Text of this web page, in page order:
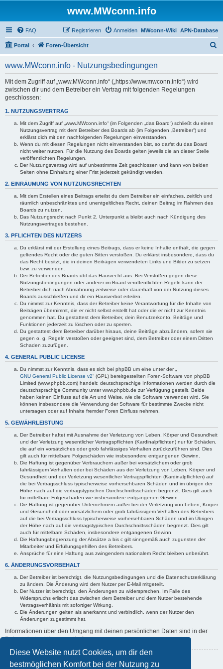
Diese Website nutzt Cookies, um dir den
bestmöglichen Komfort bei der Nutzung zu
www.MWconn.info
FAQ APN-Database
MWconn-Wiki
Anmelden
Registrieren
Portal Foren-Übersicht
www.MWconn.info - Nutzungsbedingungen
Mit dem Zugriff auf „www.MWconn.info“ („https://www.mwconn.info“) wird
zwischen dir und dem Betreiber ein Vertrag mit folgenden Regelungen
geschlossen:
1. NUTZUNGSVERTRAG
Mit dem Zugriff auf „www.MWconn.info“ (im Folgenden „das Board“) schließt du einen
Nutzungsvertrag mit dem Betreiber des Boards ab (im Folgenden „Betreiber“) und
erklärst dich mit den nachfolgenden Regelungen einverstanden.
Wenn du mit diesen Regelungen nicht einverstanden bist, so darfst du das Board
nicht weiter nutzen. Für die Nutzung des Boards gelten jeweils die an dieser Stelle
veröffentlichten Regelungen.
Der Nutzungsvertrag wird auf unbestimmte Zeit geschlossen und kann von beiden
Seiten ohne Einhaltung einer Frist jederzeit gekündigt werden.
2. EINRÄUMUNG VON NUTZUNGSRECHTEN
Mit dem Erstellen eines Beitrags erteilst du dem Betreiber ein einfaches, zeitlich und
räumlich unbeschränktes und unentgeltliches Recht, deinen Beitrag im Rahmen des
Boards zu nutzen.
Das Nutzungsrecht nach Punkt 2, Unterpunkt a bleibt auch nach Kündigung des
Nutzungsvertrages bestehen.
3. PFLICHTEN DES NUTZERS
Du erklärst mit der Erstellung eines Beitrags, dass er keine Inhalte enthält, die gegen
geltendes Recht oder die guten Sitten verstoßen. Du erklärst insbesondere, dass du
das Recht besitzt, die in deinen Beiträgen verwendeten Links und Bilder zu setzen
bzw. zu verwenden.
Der Betreiber des Boards übt das Hausrecht aus. Bei Verstößen gegen diese
Nutzungsbedingungen oder anderer im Board veröffentlichten Regeln kann der
Betreiber dich nach Abmahnung zeitweise oder dauerhaft von der Nutzung dieses
Boards ausschließen und dir ein Hausverbot erteilen.
Du nimmst zur Kenntnis, dass der Betreiber keine Verantwortung für die Inhalte von
Beiträgen übernimmt, die er nicht selbst erstellt hat oder die er nicht zur Kenntnis
genommen hat. Du gestattest dem Betreiber, dein Benutzerkonto, Beiträge und
Funktionen jederzeit zu löschen oder zu sperren.
Du gestattest dem Betreiber darüber hinaus, deine Beiträge abzuändern, sofern sie
gegen o. g. Regeln verstoßen oder geeignet sind, dem Betreiber oder einem Dritten
Schaden zuzufügen.
4. GENERAL PUBLIC LICENSE
Du nimmst zur Kenntnis, dass es sich bei phpBB um eine unter der „
GNU General Public License v2“ (GPL) bereitgestellten Foren-Software von phpBB
Limited (www.phpbb.com) handelt; deutschsprachige Informationen werden durch die
deutschsprachige Community unter www.phpbb.de zur Verfügung gestellt. Beide
haben keinen Einfluss auf die Art und Weise, wie die Software verwendet wird. Sie
können insbesondere die Verwendung der Software für bestimmte Zwecke nicht
untersagen oder auf Inhalte fremder Foren Einfluss nehmen.
5. GEWÄHRLEISTUNG
Der Betreiber haftet mit Ausnahme der Verletzung von Leben, Körper und Gesundheit
und der Verletzung wesentlicher Vertragspflichten (Kardinalpflichten) nur für Schäden,
die auf ein vorsätzliches oder grob fahrlässiges Verhalten zurückzuführen sind. Dies
gilt auch für mittelbare Folgeschäden wie insbesondere entgangenen Gewinn.
Die Haftung ist gegenüber Verbrauchern außer bei vorsätzlichem oder grob
fahrlässigem Verhalten oder bei Schäden aus der Verletzung von Leben, Körper und
Gesundheit und der Verletzung wesentlicher Vertragspflichten (Kardinalpflichten) auf
die bei Vertragsschluss typischerweise vorhersehbaren Schäden und im übrigen der
Höhe nach auf die vertragstypischen Durchschnittsschäden begrenzt. Dies gilt auch
für mittelbare Folgeschäden wie insbesondere entgangenen Gewinn.
Die Haftung ist gegenüber Unternehmern außer bei der Verletzung von Leben, Körper
und Gesundheit oder vorsätzlichem oder grob fahrlässigem Verhalten des Betreibers
auf die bei Vertragsschluss typischerweise vorhersehbaren Schäden und im Übrigen
der Höhe nach auf die vertragstypischen Durchschnittsschäden begrenzt. Dies gilt
auch für mittelbare Schäden, insbesondere entgangenen Gewinn.
Die Haftungsbegrenzung der Absätze a bis c gilt sinngemäß auch zugunsten der
Mitarbeiter und Erfüllungsgehilfen des Betreibers.
Ansprüche für eine Haftung aus zwingendem nationalem Recht bleiben unberührt.
6. ÄNDERUNGSVORBEHALT
Der Betreiber ist berechtigt, die Nutzungsbedingungen und die Datenschutzerklärung
zu ändern. Die Änderung wird dem Nutzer per E-Mail mitgeteilt.
Der Nutzer ist berechtigt, den Änderungen zu widersprechen. Im Falle des
Widerspruchs erlischt das zwischen dem Betreiber und dem Nutzer bestehende
Vertragsverhältnis mit sofortiger Wirkung.
Die Änderungen gelten als anerkannt und verbindlich, wenn der Nutzer den
Änderungen zugestimmt hat.
Informationen über den Umgang mit deinen persönlichen Daten sind in der
Datenschutzerklärung enthalten.
Zurück zur vorherigen Seite